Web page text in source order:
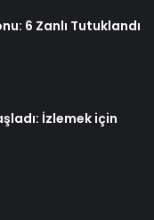
6 Zanlı Tutuklandı
İzlemek için